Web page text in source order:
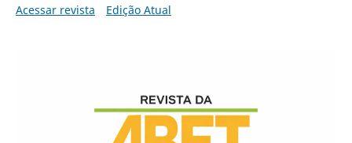
Acessar revista Edição Atual